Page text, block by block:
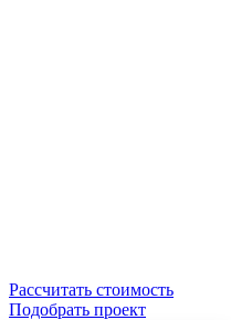
Рассчитать стоимость
Подобрать проект